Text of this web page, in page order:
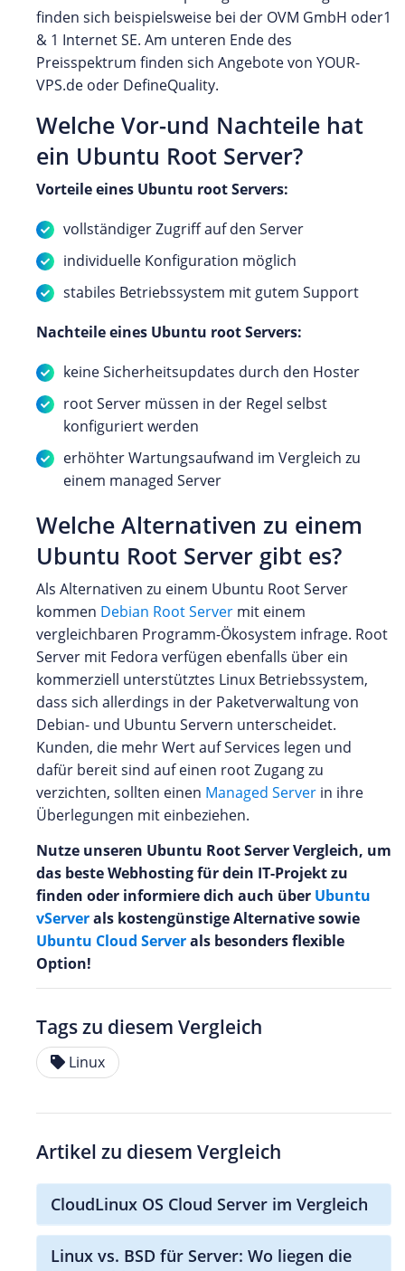
finden sich beispielsweise bei der OVM GmbH oder1
& 1 Internet SE. Am unteren Ende des
Preisspektrum finden sich Angebote von YOUR-
VPS.de oder DefineQuality.
Welche Vor-und Nachteile hat
ein Ubuntu Root Server?
Vorteile eines Ubuntu root Servers:
vollständiger Zugriff auf den Server
individuelle Konfiguration möglich
stabiles Betriebssystem mit gutem Support
Nachteile eines Ubuntu root Servers:
keine Sicherheitsupdates durch den Hoster
root Server müssen in der Regel selbst
konfiguriert werden
erhöhter Wartungsaufwand im Vergleich zu
einem managed Server
Welche Alternativen zu einem
Ubuntu Root Server gibt es?
Als Alternativen zu einem Ubuntu Root Server
kommen Debian Root Server mit einem
vergleichbaren Programm-Ökosystem infrage. Root
Server mit Fedora verfügen ebenfalls über ein
kommerziell unterstütztes Linux Betriebssystem,
dass sich allerdings in der Paketverwaltung von
Debian- und Ubuntu Servern unterscheidet.
Kunden, die mehr Wert auf Services legen und
dafür bereit sind auf einen root Zugang zu
verzichten, sollten einen Managed Server in ihre
Überlegungen mit einbeziehen.
Nutze unseren Ubuntu Root Server Vergleich, um
das beste Webhosting für dein IT-Projekt zu
finden oder informiere dich auch über Ubuntu
vServerals kostengünstige Alternative sowie
Ubuntu Cloud Serverals besonders flexible
Option!
Tags zu diesem Vergleich
Linux
Artikel zu diesem Vergleich
CloudLinux OS Cloud Server im Vergleich
Linux vs. BSD für Server: Wo liegen die